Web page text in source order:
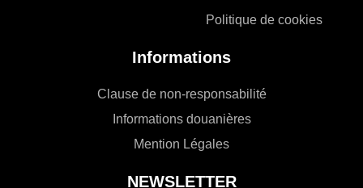
Politique de cookies
Informations
Clause de non-responsabilité
Informations douanières
Mention Légales
NEWSLETTER